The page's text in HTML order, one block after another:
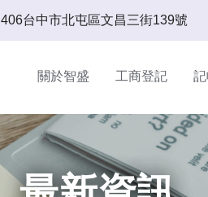
406台中市北屯區文昌三街139號
關於智盛 工商登記